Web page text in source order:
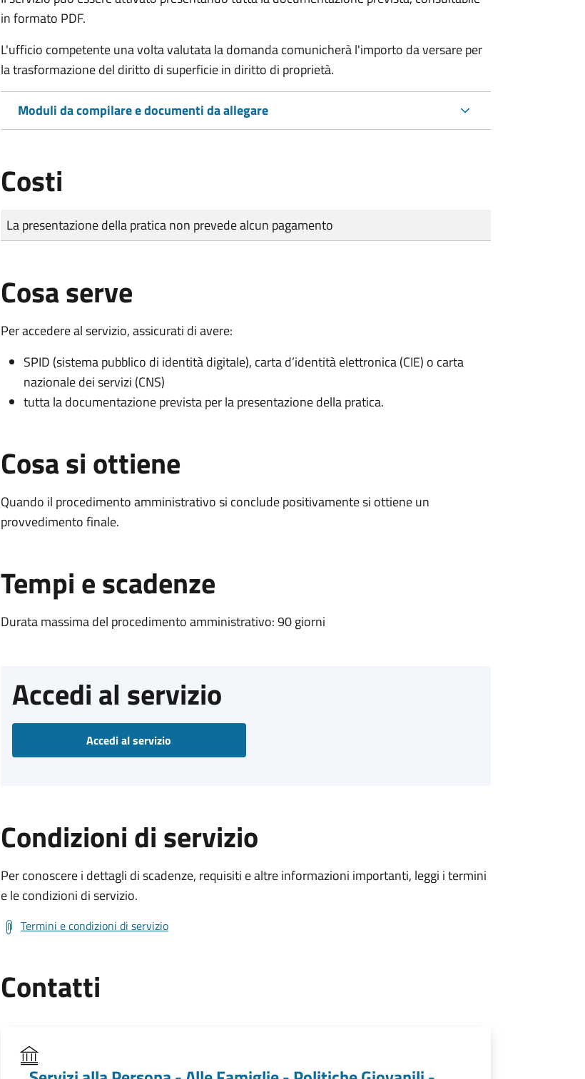
in formato PDF.
L'ufficio competente una volta valutata la domanda comunicherà l'importo da versare per
la trasformazione del diritto di superficie in diritto di proprietà.
Moduli da compilare e documenti da allegare
Costi
Tipo di pagamento
Importo
La presentazione della pratica non prevede alcun pagamento
Cosa serve
Per accedere al servizio, assicurati di avere:
SPID (sistema pubblico di identità digitale), carta d’identità elettronica (CIE) o carta
nazionale dei servizi (CNS)
tutta la documentazione prevista per la presentazione della pratica.
Cosa si ottiene
Quando il procedimento amministrativo si conclude positivamente si ottiene un
provvedimento finale.
Tempi e scadenze
Durata massima del procedimento amministrativo: 90 giorni
Accedi al servizio
Accedi al servizio
Condizioni di servizio
Per conoscere i dettagli di scadenze, requisiti e altre informazioni importanti, leggi i termini
e le condizioni di servizio.
Termini e condizioni di servizio
Contatti